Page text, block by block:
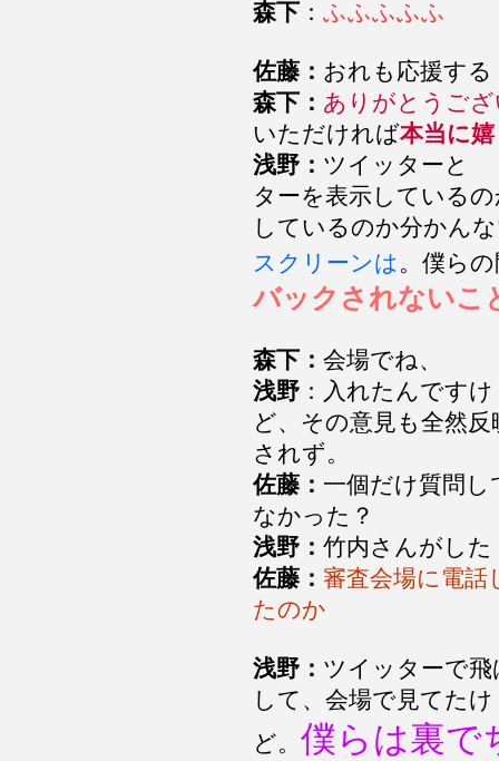
森下 ： ふふふふふ
佐藤： おれも応援する
森下： ありがとうご
いただければ本当に
浅野： ツイッターと
ターを表示している
しているのか分かん
スクリーンは。僕ら
バックされないこ
森下： 会場でね、
浅野 ：入れたんですけ
ど、その意見も全然反
されず。
佐藤： 一個だけ質問し
なかった？
浅野： 竹内さんがした
佐藤： 審査会場に電話
たのか
浅野： ツイッターで飛
して、会場で見てたけ
ど。 僕らは裏で